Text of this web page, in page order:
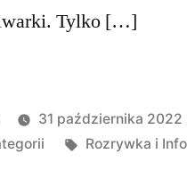
Tylko […]
31 października 2022
Tagi:
Rozrywka i